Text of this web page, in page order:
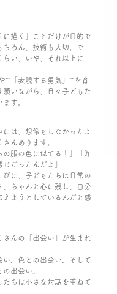
に描く」ことだけが目的で
ちろん、技術も大切。で
らい、いや、それ以上に
""「表現する勇気」""を育
願いながら、日々子どもた
す。
には、想像もしなかったよ
んあります。
の服の色に似てる！」「昨
だったんだよ」
びに、子どもたちは日常の
、ちゃんと心に残し、自分
えようとしているんだと感
さんの「出会い」が生まれ
い、色との出会い、そして
出会い。
たちは小さな対話を重ねて